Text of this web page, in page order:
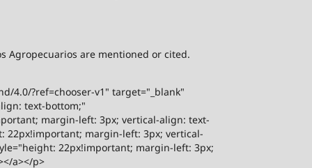
Agropecuarios are mentioned or cited.
4.0/?ref=chooser-v1" target="_blank"
text-bottom;"
margin-left: 3px; vertical-align: text-
22px!important; margin-left: 3px; vertical-
22px!important; margin-left: 3px;
a></p>